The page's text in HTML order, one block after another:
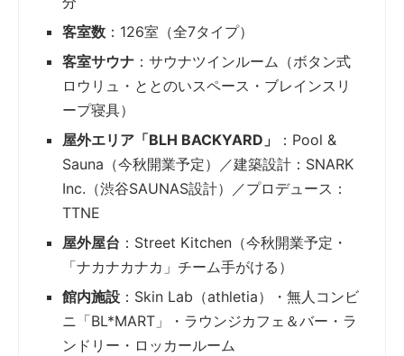
客室数 ：126室（全7タイプ）
客室サウナ ：サウナツインルーム（ボタン式
ロウリュ・ととのいスペース・ブレインスリ
ープ寝具）
屋外エリア「BLH BACKYARD」
：Pool &
Sauna（今秋開業予定）／建築設計：SNARK
Inc.（渋谷SAUNAS設計）／プロデュース：
TTNE
屋外屋台 ：Street Kitchen（今秋開業予定・
「ナカナカナカ」チーム手がける）
館内施設 ：Skin Lab（athletia）・無人コンビ
ニ「BL*MART」・ラウンジカフェ＆バー・ラ
ンドリー・ロッカールーム